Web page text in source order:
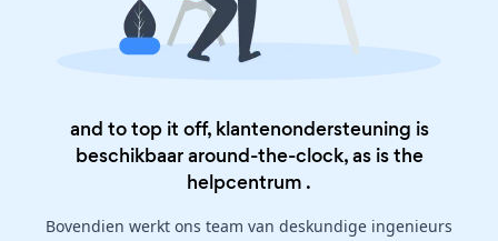
and to top it off, klantenondersteuning is
beschikbaar around-the-clock, as is the
helpcentrum .
Bovendien werkt ons team van deskundige ingenieurs